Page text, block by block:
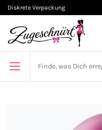
Diskrete Verpackung